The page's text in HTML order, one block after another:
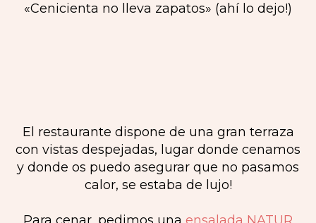
«Cenicienta no lleva zapatos» (ahí lo dejo!)
El restaurante dispone de una gran terraza
con vistas despejadas, lugar donde cenamos
y donde os puedo asegurar que no pasamos
calor, se estaba de lujo!